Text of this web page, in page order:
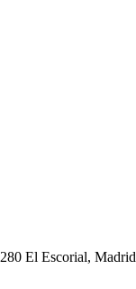
El Escorial, Madrid